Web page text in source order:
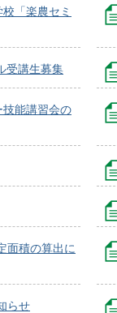
「楽農セミ
受講生募集
能講習会の
面積の算出に
らせ